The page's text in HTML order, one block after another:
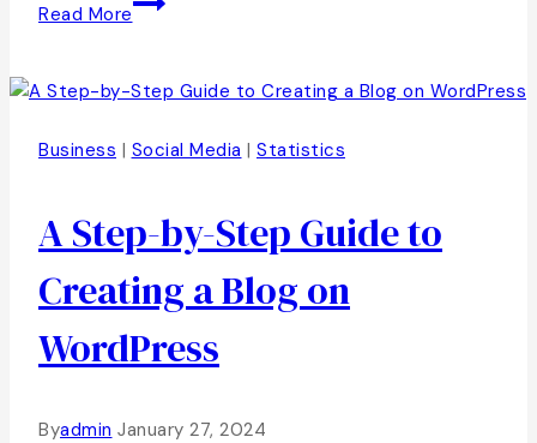
Read More
Business | Social Media | Statistics
A Step-by-Step Guide to
Creating a Blog on
WordPress
Byadmin January 27, 2024